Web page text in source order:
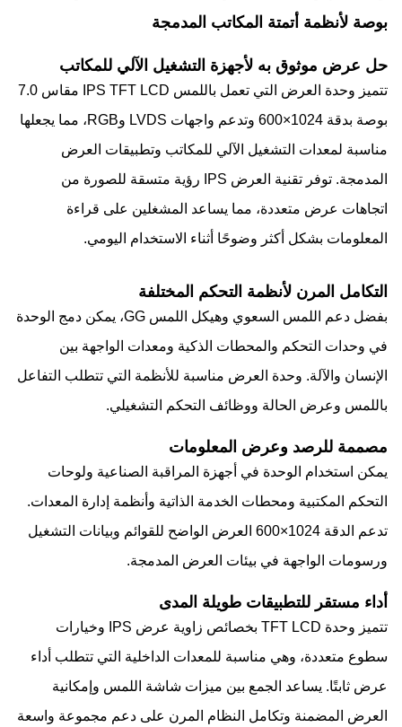
بوصة لأنظمة أتمتة المكاتب المدمجة
حل عرض موثوق به لأجهزة التشغيل الآلي للمكاتب
تتميز وحدة العرض التي تعمل باللمس IPS TFT LCD مقاس 7.0
بوصة بدقة 1024×600 وتدعم واجهات LVDS وRGB، مما يجعلها
مناسبة لمعدات التشغيل الآلي للمكاتب وتطبيقات العرض
المدمجة. توفر تقنية العرض IPS رؤية متسقة للصورة من
اتجاهات عرض متعددة، مما يساعد المشغلين على قراءة
المعلومات بشكل أكثر وضوحًا أثناء الاستخدام اليومي.
التكامل المرن لأنظمة التحكم المختلفة
بفضل دعم اللمس السعوي وهيكل اللمس GG، يمكن دمج الوحدة
في وحدات التحكم والمحطات الذكية ومعدات الواجهة بين
الإنسان والآلة. وحدة العرض مناسبة للأنظمة التي تتطلب التفاعل
باللمس وعرض الحالة ووظائف التحكم التشغيلي.
مصممة للرصد وعرض المعلومات
يمكن استخدام الوحدة في أجهزة المراقبة الصناعية ولوحات
التحكم المكتبية ومحطات الخدمة الذاتية وأنظمة إدارة المعدات.
تدعم الدقة 1024×600 العرض الواضح للقوائم وبيانات التشغيل
ورسومات الواجهة في بيئات العرض المدمجة.
أداء مستقر للتطبيقات طويلة المدى
تتميز وحدة TFT LCD بخصائص زاوية عرض IPS وخيارات
سطوع متعددة، وهي مناسبة للمعدات الداخلية التي تتطلب أداء
عرض ثابتًا. يساعد الجمع بين ميزات شاشة اللمس وإمكانية
العرض المضمنة وتكامل النظام المرن على دعم مجموعة واسعة